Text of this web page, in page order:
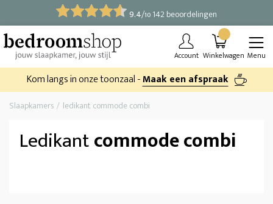
9.4/10 142 beoordelingen
Account Winkelwagen Menu
Kom langs in onze toonzaal -Maak een afspraak
Slaapkamers ledikant commode combi
Ledikantcommode combi